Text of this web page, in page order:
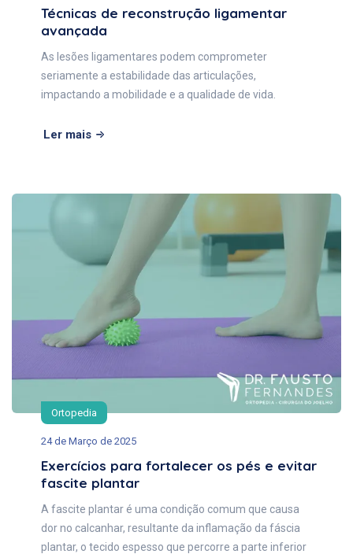
Técnicas de reconstrução ligamentar
avançada
As lesões ligamentares podem comprometer
seriamente a estabilidade das articulações,
impactando a mobilidade e a qualidade de vida.
Ler mais
Ortopedia
24 de Março de 2025
Exercícios para fortalecer os pés e evitar
fascite plantar
A fascite plantar é uma condição comum que causa
dor no calcanhar, resultante da inflamação da fáscia
plantar, o tecido espesso que percorre a parte inferior